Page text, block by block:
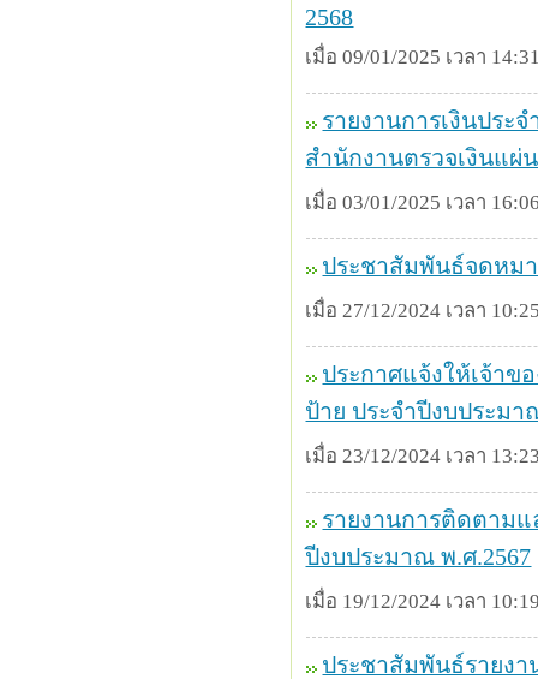
2568
เมื่อ 09/01/2025 เวลา
รายงานการเงินประ
สำนักงานตรวจเงินแผ่
เมื่อ 03/01/2025 เวลา
ประชาสัมพันธ์จดหม
เมื่อ 27/12/2024 เวลา
ประกาศแจ้งให้เจ้าข
ป้าย ประจำปีงบประมา
เมื่อ 23/12/2024 เวลา
รายงานการติดตามแ
ปีงบประมาณ พ.ศ.2567
เมื่อ 19/12/2024 เวลา
ประชาสัมพันธ์รายง